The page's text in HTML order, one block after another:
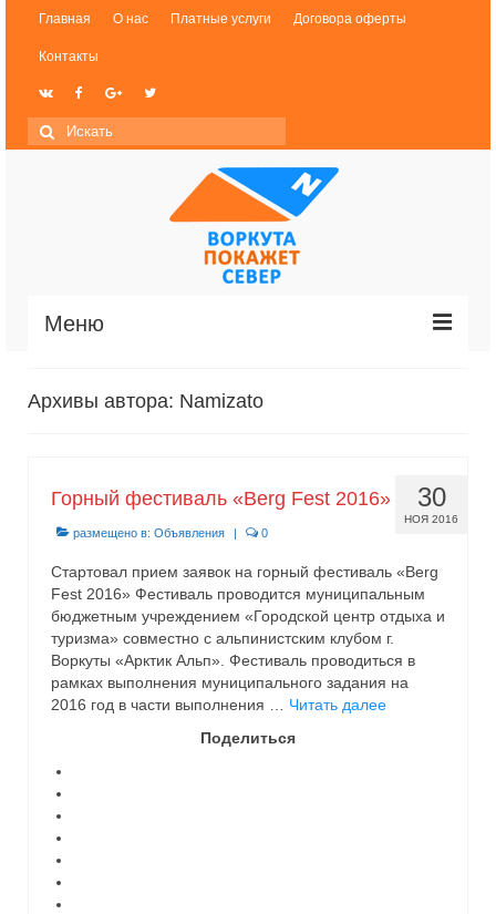
Главная О нас Платные услуги Договора оферты
Контакты
Меню
Туры 2016
Архивы автора: Namizato
30
НОЯ 2016
Горный фестиваль «Berg Fest 2016»
размещено в: Объявления | 0
Стартовал прием заявок на горный фестиваль «Berg
Fest 2016» Фестиваль проводится муниципальным
бюджетным учреждением «Городской центр отдыха и
туризма» совместно с альпинистским клубом г.
Воркуты «Арктик Альп». Фестиваль проводиться в
рамках выполнения муниципального задания на
2016 год в части выполнения … Читать далее
Поделиться